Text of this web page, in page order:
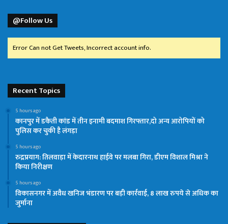
@Follow Us
Error Can not Get Tweets, Incorrect account info.
Recent Topics
5 hours ago
कानपुर में डकैती कांड में तीन इनामी बदमाश गिरफ्तार,दो अन्य आरोपियों को
पुलिस कर चुकी है लंगड़ा
5 hours ago
रुद्रप्रयाग: तिलवाड़ा में केदारनाथ हाईवे पर मलबा गिरा, डीएम विशाल मिश्रा ने
किया निरीक्षण
5 hours ago
विकासनगर में अवैध खनिज भंडारण पर बड़ी कार्रवाई, 8 लाख रुपये से अधिक का
जुर्माना